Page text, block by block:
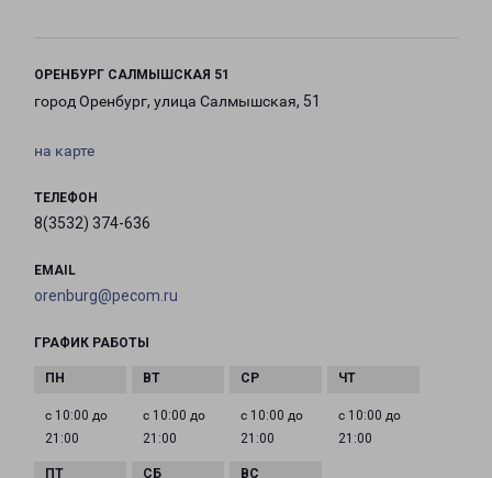
ОРЕНБУРГ САЛМЫШСКАЯ 51
город Оренбург, улица Салмышская, 51
на карте
ТЕЛЕФОН
8(3532) 374-636
EMAIL
orenburg@pecom.ru
ГРАФИК РАБОТЫ
с 10:00 до
21:00
с 10:00 до
21:00
с 10:00 до
21:00
с 10:00 до
21:00